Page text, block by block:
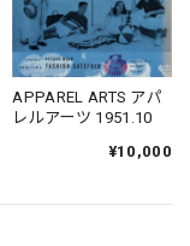
APPAREL ARTS アパ
レルアーツ 1951.10
¥10,000